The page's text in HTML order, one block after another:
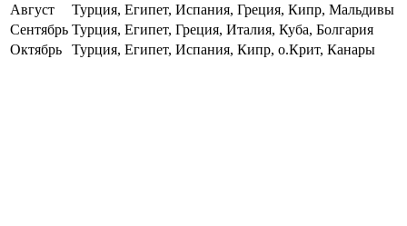
Август
Турция, Египет, Испания, Греция, Кипр, Мальдивы
Сентябрь Турция, Египет, Греция, Италия, Куба, Болгария
Октябрь
Турция, Египет, Испания, Кипр, о.Крит, Канары